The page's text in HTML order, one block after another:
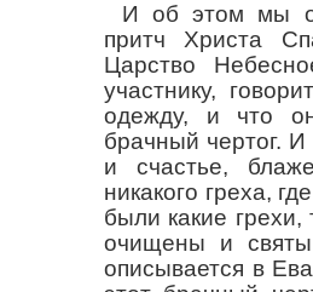
И об этом мы
притч Христа
Царство
участнику,
одежду, и что
брачный чертог. И
и счастье,
никакого греха,
были какие
очищены и
описывается в